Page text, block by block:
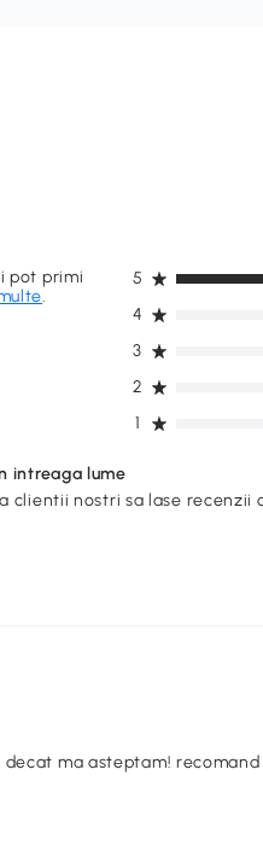
pot primi
.
1
2
3
4
5
intreaga lume
clientii nostri sa lase recenzii
ma asteptam! recomand